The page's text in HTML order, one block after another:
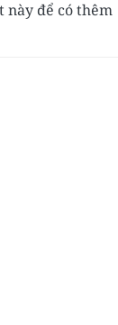
này để có thêm